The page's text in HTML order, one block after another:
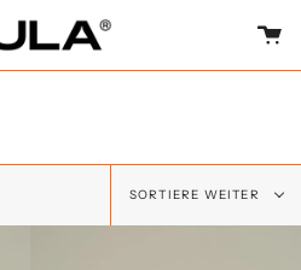
sortiere
weiter
SORTIERE WEITER